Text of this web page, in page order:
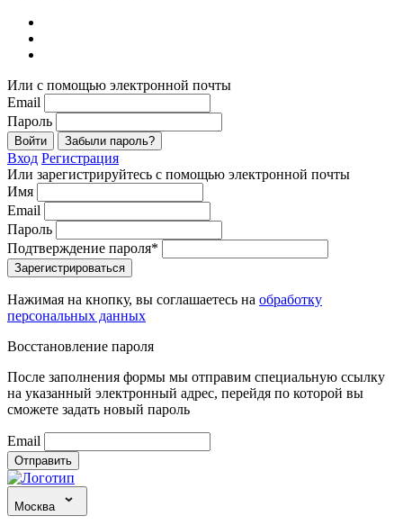
Или с помощью электронной почты
Email
Пароль
Войти Забыли пароль?
Вход Регистрация
Или зарегистрируйтесь с помощью электронной почты
Имя
Email
Пароль
Подтверждение пароля*
Зарегистрироваться
Нажимая на кнопку, вы соглашаетесь на обработку
персональных данных
Восстановление пароля
После заполнения формы мы отправим специальную ссылку
на указанный электронный адрес, перейдя по которой вы
сможете задать новый пароль
Email
Отправить
Москва